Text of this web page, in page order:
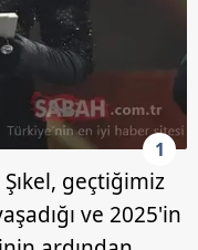
1
geçtiğimiz
ve 2025'in